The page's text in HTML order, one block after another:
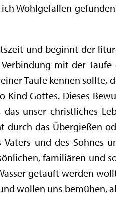
Wohlgefallen
und beginnt der
mit der Taufe
Taufe kennen sollte,
Kind Gottes. Dieses
unser christliches
durch das Übergießen
und des Sohnes
familiären und
getauft werden
wollen uns bemühen,